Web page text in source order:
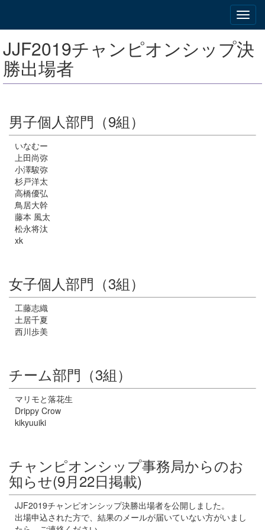
JJF2019チャンピオンシップ決
勝出場者
男子個人部門（9組）
いなむー
上田尚弥
小澤駿弥
杉戸洋太
高橋優弘
鳥居大幹
藤本 風太
松永将汰
xk
女子個人部門（3組）
工藤志織
土居千夏
西川歩美
チーム部門（3組）
マリモと落花生
Drippy Crow
kikyuuiki
チャンピオンシップ事務局からのお
知らせ(9月22日掲載)
JJF2019チャンピオンシップ決勝出場者を公開しました。
出場申込された方で、結果のメールが届いていない方がいまし